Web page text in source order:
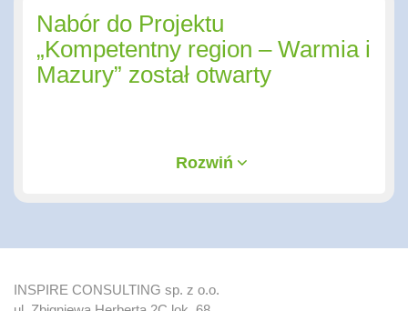
Nabór do Projektu
„Kompetentny region – Warmia i
Mazury” został otwarty
Rozwiń
INSPIRE CONSULTING sp. z o.o.